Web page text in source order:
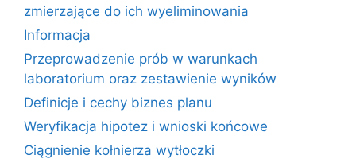
zmierzające do ich wyeliminowania
Informacja
Przeprowadzenie prób w warunkach
laboratorium oraz zestawienie wyników
Definicje i cechy biznes planu
Weryfikacja hipotez i wnioski końcowe
Ciągnienie kołnierza wytłoczki